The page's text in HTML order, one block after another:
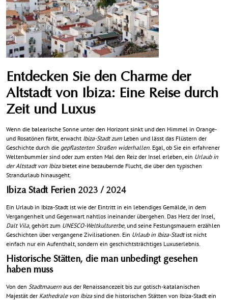
Entdecken Sie den Charme der
Altstadt von Ibiza: Eine Reise durch
Zeit und Luxus
Wenn die balearische Sonne unter den Horizont sinkt und den Himmel in Orange-
und Rosatönen färbt, erwacht Ibiza-Stadt zum Leben und lässt das Flüstern der
Geschichte durch die gepflasterten Straßen widerhallen . Egal, ob Sie ein erfahrener
Weltenbummler sind oder zum ersten Mal den Reiz der Insel erleben, ein Urlaub in
der Altstadt von Ibiza bietet eine bezaubernde Flucht, die über den typischen
Strandurlaub hinausgeht.
Ibiza Stadt Ferien 2023 / 2024
Ein Urlaub in Ibiza-Stadt ist wie der Eintritt in ein lebendiges Gemälde, in dem
Vergangenheit und Gegenwart nahtlos ineinander übergehen. Das Herz der Insel,
Dalt Vila, gehört zum UNESCO-Weltkulturerbe, und seine Festungsmauern erzählen
Geschichten über vergangene Zivilisationen. Ein Urlaub in Ibiza-Stadt ist nicht
einfach nur ein Aufenthalt, sondern ein geschichtsträchtiges Luxuserlebnis.
Historische Stätten, die man unbedingt gesehen
haben muss
Von den Stadtmauern aus der Renaissancezeit bis zur gotisch-katalanischen
Majestät der Kathedrale von Ibizasind die historischen Stätten von Ibiza-Stadt ein